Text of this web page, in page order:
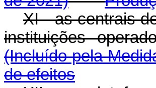
XI - as centrais
instituições
(Incluído pela
de efeitos